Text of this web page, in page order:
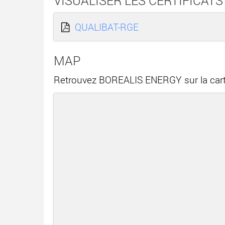
QUALIBAT-RGE
MAP
Retrouvez BOREALIS ENERGY sur la